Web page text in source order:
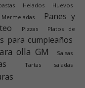
Helados Huevos
Mermeladas
Panes y
Pizzas
Platos de
para cumpleaños
olla GM
Salsas
Tartas saladas